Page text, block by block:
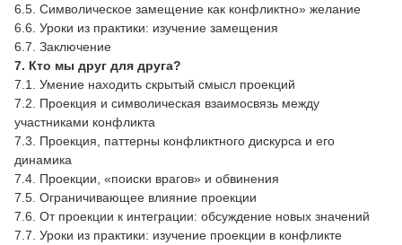
6.5. Символическое замещение как конфликтно» желание
6.6. Уроки из практики: изучение замещения
6.7. Заключение
7. Кто мы друг для друга?
7.1. Умение находить скрытый смысл проекций
7.2. Проекция и символическая взаимосвязь между
участниками конфликта
7.3. Проекция, паттерны конфликтного дискурса и его
динамика
7.4. Проекции, «поиски врагов» и обвинения
7.5. Ограничивающее влияние проекции
7.6. От проекции к интеграции: обсуждение новых значений
7.7. Уроки из практики: изучение проекции в конфликте